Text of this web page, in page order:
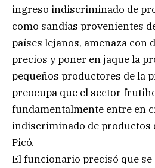
ingreso indiscriminado de
como sandías provenientes
países lejanos, amenaza con
precios y poner en jaque la
pequeños productores de la
preocupa que el sector
fundamentalmente entre en
indiscriminado de productos
Picó.
El funcionario precisó que se